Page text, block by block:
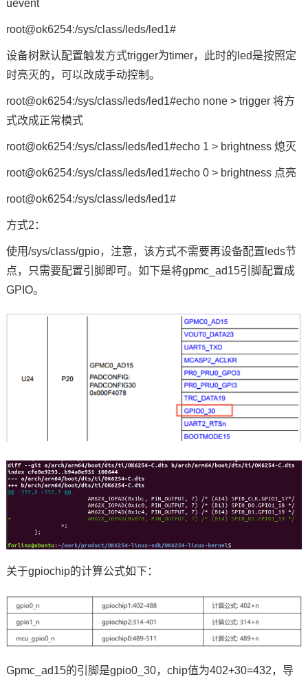
uevent
root@ok6254:/sys/class/leds/led1#
设备树默认配置触发方式trigger为timer，此时的led是按照定
时亮灭的，可以改成手动控制。
root@ok6254:/sys/class/leds/led1#echo none > trigger 将方
式改成正常模式
root@ok6254:/sys/class/leds/led1#echo 1 > brightness 熄灭
root@ok6254:/sys/class/leds/led1#echo 0 > brightness 点亮
root@ok6254:/sys/class/leds/led1#
方式2：
使用/sys/class/gpio，注意，该方式不需要再设备配置leds节
点，只需要配置引脚即可。如下是将gpmc_ad15引脚配置成
GPIO。
关于gpiochip的计算公式如下：
Gpmc_ad15的引脚是gpio0_30，chip值为402+30=432，导